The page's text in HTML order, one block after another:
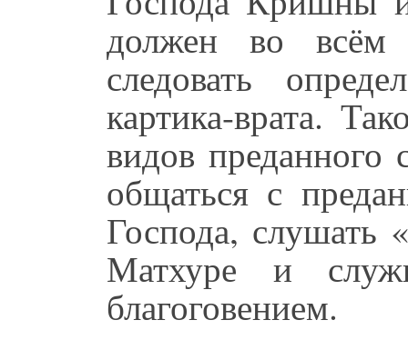
должен во
следовать
картика-врата.
видов
общаться с
Господа, слушать
Матхуре и
благоговением.